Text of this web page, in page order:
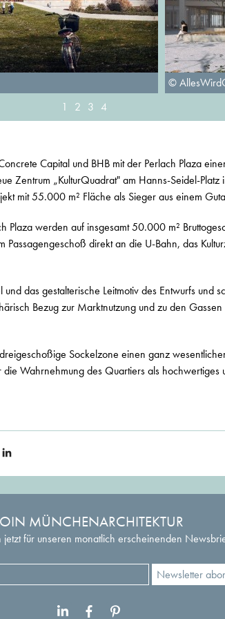
©
1
2 3 4
Capital und BHB mit der Perlach Plaza
Zentrum „KulturQuadrat" am Hanns-Seidel-
mit 55.000 m² Fläche als Sieger aus einem
Plaza werden auf insgesamt 50.000 m²
Passagengeschoß direkt an die U-Bahn, das
das gestalterische Leitmotiv des Entwurfs und
Bezug zur Marktnutzung und zu den
Sockelzone einen ganz
die Wahrnehmung des Quartiers als hochwertiges
MÜNCHENARCHITEKTUR
jetzt für unseren monatlich erscheinenden